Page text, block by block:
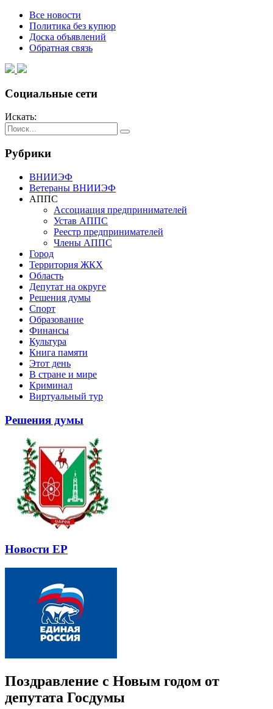
Все новости
Политика без купюр
Доска объявлений
Обратная связь
Социальные сети
Искать:
Рубрики
ВНИИЭФ
Ветераны ВНИИЭФ
АППС
Ассоциация предпринимателей
Устав АППС
Реестр предпринимателей
Члены АППС
Город
Территория ЖКХ
Область
Депутат на округе
Решения думы
Спорт
Образование
Финансы
Культура
Книга памяти
Этот день
В стране и мире
Криминал
Виртуальный тур
Решения думы
Новости ЕР
Поздравление с Новым годом от
депутата Госдумы